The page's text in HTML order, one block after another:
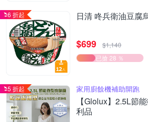
6 折起 日清 咚兵衛油豆腐
$699
$1,140
已搶 28 ％
5 折起 家用廚餘機補助開跑
【Glolux】2.5L節
利品